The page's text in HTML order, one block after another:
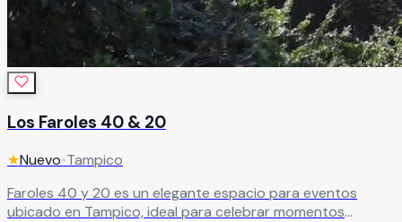
Los Faroles 40 & 20
★Nuevo•Tampico
Faroles 40 y 20 es un elegante espacio para eventos
ubicado en Tampico, ideal para celebrar momentos